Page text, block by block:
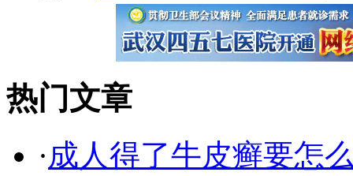
热门文章
·成人得了牛皮癣要怎